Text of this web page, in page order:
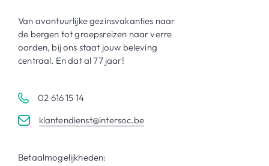
Van avontuurlijke gezinsvakanties naar
de bergen tot groepsreizen naar verre
oorden, bij ons staat jouw beleving
centraal. En dat al 77 jaar!
02 616 15 14
klantendienst@intersoc.be
Betaalmogelijkheden: